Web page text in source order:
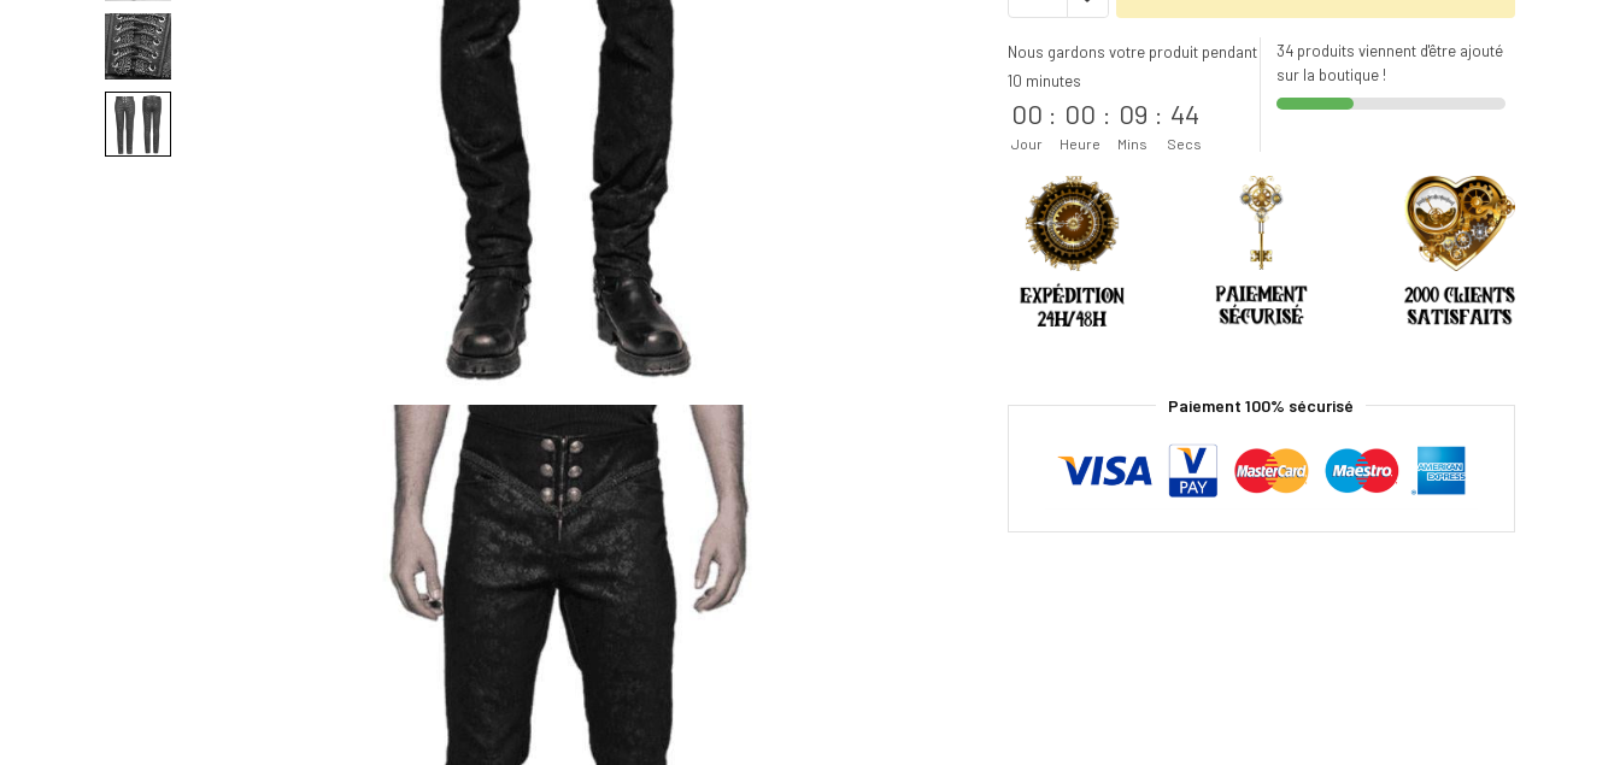
Nous gardons votre produit pendant
10 minutes
00
Jour
: 00
Heure
: 09
Mins
: 43
Secs
34 produits viennent d'être ajouté
sur la boutique !
Paiement 100% sécurisé